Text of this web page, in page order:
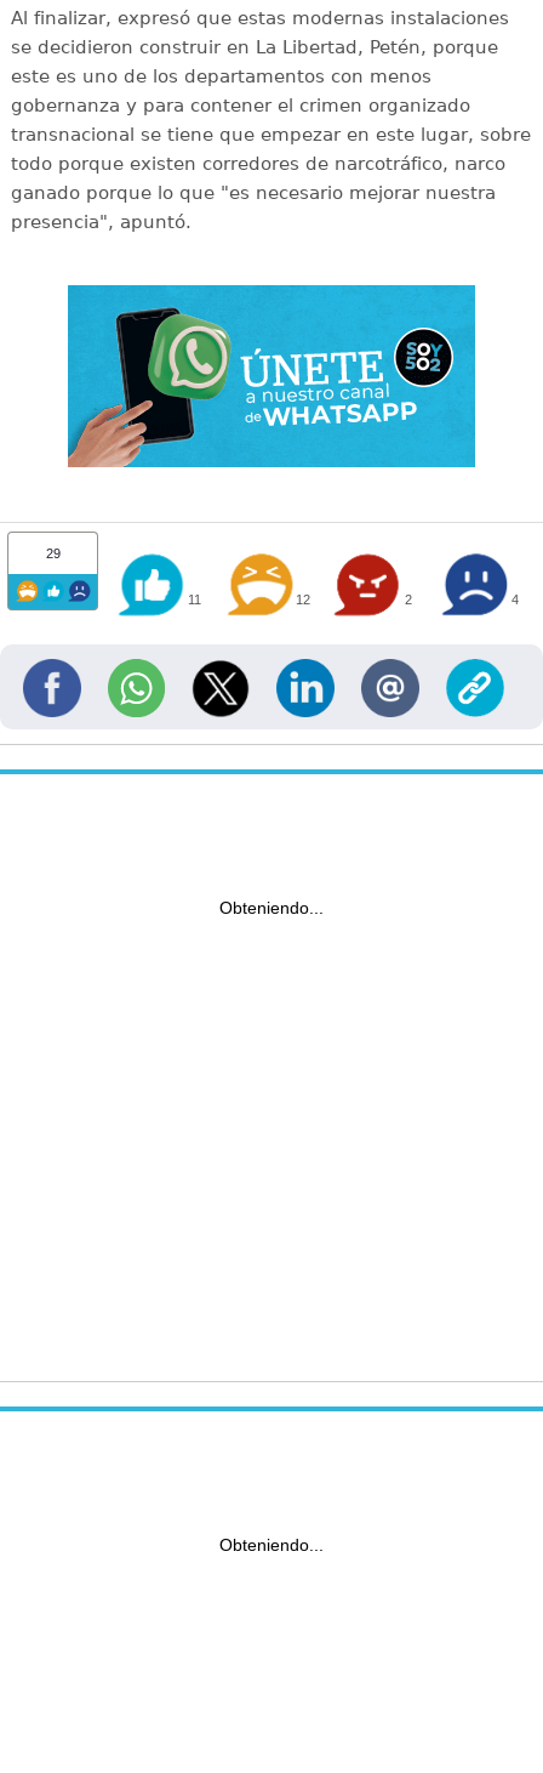
Al finalizar, expresó que estas modernas instalaciones
se decidieron construir en La Libertad, Petén, porque
este es uno de los departamentos con menos
gobernanza y para contener el crimen organizado
transnacional se tiene que empezar en este lugar, sobre
todo porque existen corredores de narcotráfico, narco
ganado porque lo que "es necesario mejorar nuestra
presencia", apuntó.
29
11 12 2 4
Obteniendo...
Obteniendo...